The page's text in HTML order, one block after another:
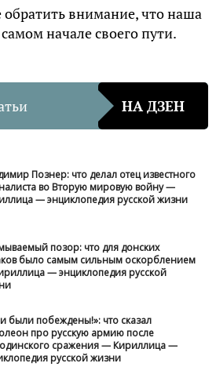
внимание, что наша
начале своего пути.
НА ДЗЕН
Познер: что делал отец известного
во Вторую мировую войну —
— энциклопедия русской жизни
позор: что для донских
было самым сильным оскорблением
— энциклопедия русской
были побеждены!»: что сказал
про русскую армию после
сражения — Кириллица —
русской жизни